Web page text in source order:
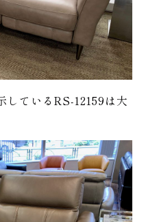
ているRS-12159は大